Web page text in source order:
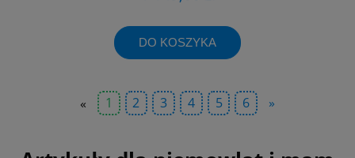
DO KOSZYKA
« 1 2 3 4 5 6 »